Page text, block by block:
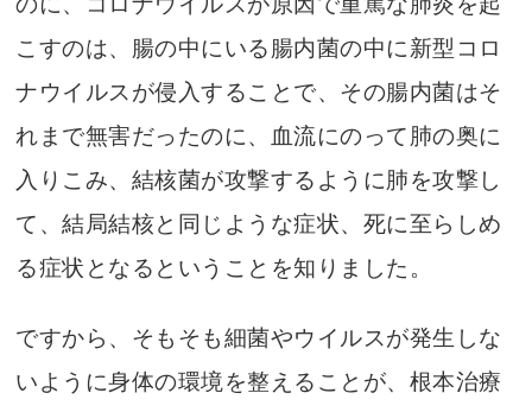
こすのは、腸の中にいる腸内菌の中に新型コロ
ナウイルスが侵入することで、その腸内菌はそ
れまで無害だったのに、血流にのって肺の奥に
入りこみ、結核菌が攻撃するように肺を攻撃し
て、結局結核と同じような症状、死に至らしめ
る症状となるということを知りました。
ですから、そもそも細菌やウイルスが発生しな
いように身体の環境を整えることが、根本治療